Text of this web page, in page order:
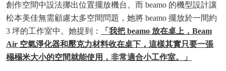
創作空間中設法挪出位置擺放機台。而 beamo 的機型設計讓
松本美佳無需顧慮太多空間問題，她將 beamo 擺放於一間約
3 坪的工作室中。她提到：
「我把 beamo 放在桌上，Beam
Air 空氣淨化器和壓克力材料收在桌下，這樣其實只要一張
榻榻米大小的空間就能使用，非常適合小工作室。」